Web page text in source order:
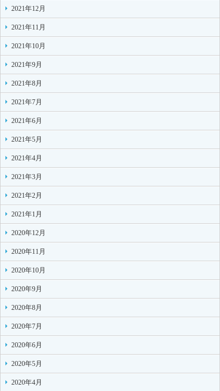
2021年12月
2021年11月
2021年10月
2021年9月
2021年8月
2021年7月
2021年6月
2021年5月
2021年4月
2021年3月
2021年2月
2021年1月
2020年12月
2020年11月
2020年10月
2020年9月
2020年8月
2020年7月
2020年6月
2020年5月
2020年4月